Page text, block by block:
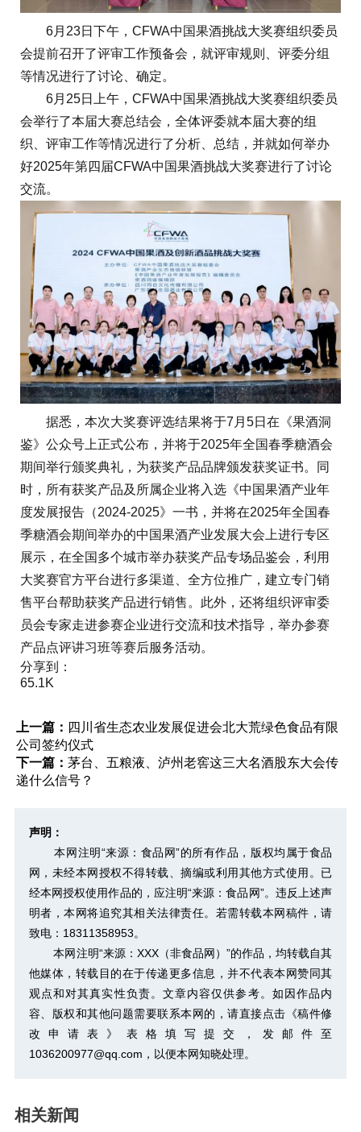
6月23日下午，CFWA中国果酒挑战大奖赛组织委员
会提前召开了评审工作预备会，就评审规则、评委分组
等情况进行了讨论、确定。
6月25日上午，CFWA中国果酒挑战大奖赛组织委员
会举行了本届大赛总结会，全体评委就本届大赛的组
织、评审工作等情况进行了分析、总结，并就如何举办
好2025年第四届CFWA中国果酒挑战大奖赛进行了讨论
交流。
据悉，本次大奖赛评选结果将于7月5日在《果酒洞
鉴》公众号上正式公布，并将于2025年全国春季糖酒会
期间举行颁奖典礼，为获奖产品品牌颁发获奖证书。同
时，所有获奖产品及所属企业将入选《中国果酒产业年
度发展报告（2024-2025》一书，并将在2025年全国春
季糖酒会期间举办的中国果酒产业发展大会上进行专区
展示，在全国多个城市举办获奖产品专场品鉴会，利用
大奖赛官方平台进行多渠道、全方位推广，建立专门销
售平台帮助获奖产品进行销售。此外，还将组织评审委
员会专家走进参赛企业进行交流和技术指导，举办参赛
产品点评讲习班等赛后服务活动。
分享到：
65.1K
上一篇： 四川省生态农业发展促进会北大荒绿色食品有限
公司签约仪式
下一篇： 茅台、五粮液、泸州老窖这三大名酒股东大会传
递什么信号？
声明：
本网注明“来源：食品网”的所有作品，版权均属于食品
网，未经本网授权不得转载、摘编或利用其他方式使用。已
经本网授权使用作品的，应注明“来源：食品网”。违反上述声
明者，本网将追究其相关法律责任。若需转载本网稿件，请
致电：18311358953。
本网注明“来源：XXX（非食品网）”的作品，均转载自其
他媒体，转载目的在于传递更多信息，并不代表本网赞同其
观点和对其真实性负责。文章内容仅供参考。如因作品内
容、版权和其他问题需要联系本网的，请直接点击 《稿件修
改申请表》 表格填写提交，发邮件至
1036200977@qq.com，以便本网知晓处理。
相关新闻